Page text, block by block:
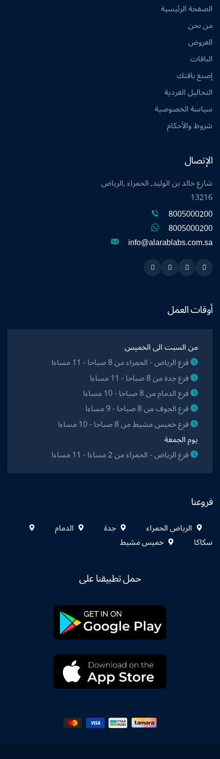
الصفحة الرئيسية
من نحن
العروض
الباقات
إصنع باقتك
التحاليل الفردية
سياسة الخصوصية
شروط والأحكام
الإتصال
شارع خالد بن الوليد, الحمراء ,الرياض
13216
8005000200
8005000200
info@alarablabs.com.sa
Snapchat
Twitter
Linkedin
Instagram
أوقات العمل
من السبت الى الخميس
فرع الرياض - الحمراء من 8 صباحا - 11 مساءا
فرع جدة من 8 صباحا - 11 مساءا
فرع الدمام من 8 صباحا - 10 مساءا
فرع الجوف من 8 صباحا - 9 مساءا
فرع خميس مشيط من 8 صباحا - 10 مساءا
يوم الجمعة
فرع الرياض - الحمراء من 2 مساءا - 11 مساءا
فروعنا
الرياض الحمراء جدة
الدمام
سكاكا
خميس مشيط
حمل تطبيقنا على